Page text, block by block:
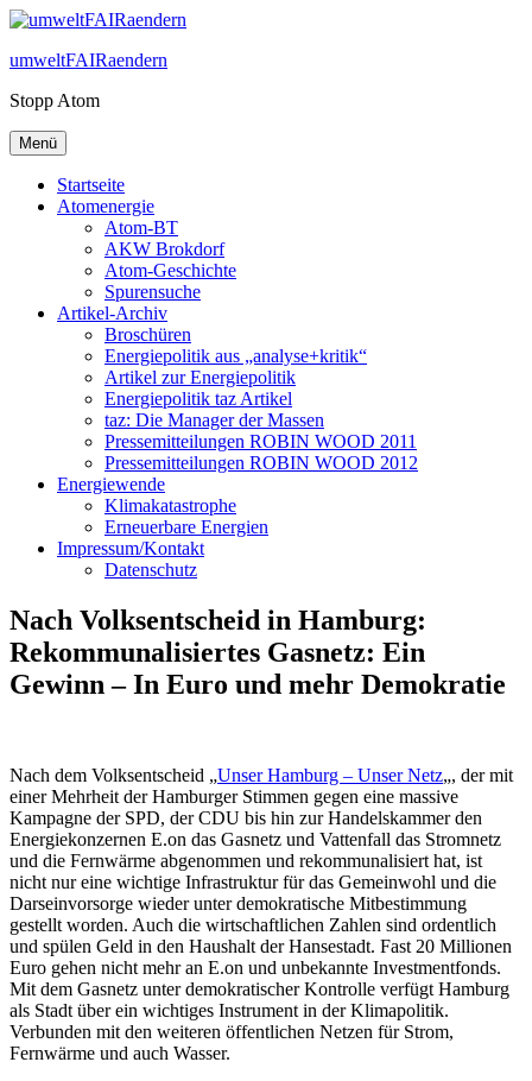
Zum
springen
umweltFAIRaendern
Stopp Atom
Menü
Startseite
Atomenergie
Atom-BT
AKW Brokdorf
Atom-Geschichte
Spurensuche
Artikel-Archiv
Broschüren
Energiepolitik aus „analyse+kritik“
Artikel zur Energiepolitik
Energiepolitik taz Artikel
taz: Die Manager der Massen
Pressemitteilungen ROBIN WOOD 2011
Pressemitteilungen ROBIN WOOD 2012
Energiewende
Klimakatastrophe
Erneuerbare Energien
Impressum/Kontakt
Datenschutz
Nach Volksentscheid in Hamburg:
Rekommunalisiertes Gasnetz: Ein
Gewinn – In Euro und mehr Demokratie
Nach dem Volksentscheid „Unser Hamburg – Unser Netz„, der mit
einer Mehrheit der Hamburger Stimmen gegen eine massive
Kampagne der SPD, der CDU bis hin zur Handelskammer den
Energiekonzernen E.on das Gasnetz und Vattenfall das Stromnetz
und die Fernwärme abgenommen und rekommunalisiert hat, ist
nicht nur eine wichtige Infrastruktur für das Gemeinwohl und die
Darseinvorsorge wieder unter demokratische Mitbestimmung
gestellt worden. Auch die wirtschaftlichen Zahlen sind ordentlich
und spülen Geld in den Haushalt der Hansestadt. Fast 20 Millionen
Euro gehen nicht mehr an E.on und unbekannte Investmentfonds.
Mit dem Gasnetz unter demokratischer Kontrolle verfügt Hamburg
als Stadt über ein wichtiges Instrument in der Klimapolitik.
Verbunden mit den weiteren öffentlichen Netzen für Strom,
Fernwärme und auch Wasser.